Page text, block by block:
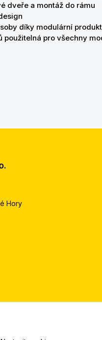
dveře a montáž do rámu
díky modulární
použitelná pro všechny
Hory